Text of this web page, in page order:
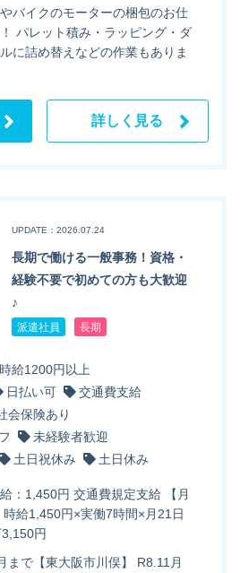
バイクのモーターの梱包のお仕
パレット積み・ラッピング・ダ
に詰め替えなどの作業もありま
詳しく見る
UPDATE：2026.07.24
長期で働ける一般事務！資格・
経験不要で初めての方も大歓迎
♪
派遣社員 長期
時給1200円以上
日払い可
交通費支給
会保険あり
未経験者歓迎
土日祝休み 土日休み
：1,450円 交通費規定支給 【月
時給1,450円×実働7時間×月21日
円
まで【東大阪市川俣】 R8.11月